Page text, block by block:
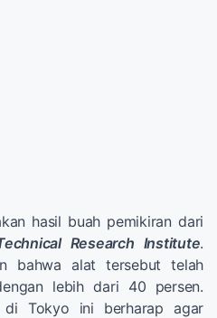
hasil buah pemikiran dari
Research Institute.
bahwa alat tersebut telah
lebih dari 40 persen.
di Tokyo ini berharap agar